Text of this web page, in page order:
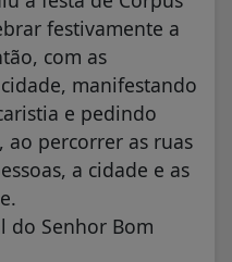
festivamente a
com as
manifestando
e pedindo
ao percorrer as ruas
a cidade e as
do Senhor Bom